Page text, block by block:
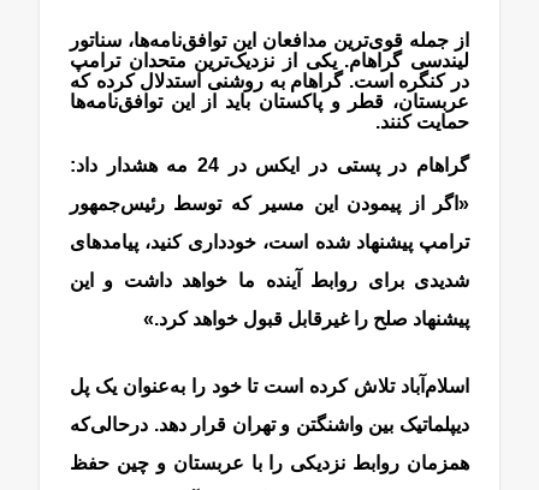
از جمله قوی‌ترین مدافعان این توافق‌نامه‌ها، سناتور
لیندسی گراهام. یکی از نزدیک‌ترین متحدان ترامپ
در کنگره است. گراهام به روشنی استدلال کرده که
عربستان، قطر و پاکستان باید از این توافق‌نامه‌ها
حمایت کنند.
گراهام در پستی در ایکس در 24 مه هشدار داد:
«اگر از پیمودن این مسیر که توسط رئیس‌جمهور
ترامپ پیشنهاد شده است، خودداری کنید، پیامدهای
شدیدی برای روابط آینده ما خواهد داشت و این
پیشنهاد صلح را غیرقابل قبول خواهد کرد.»
اسلام‌آباد تلاش کرده است تا خود را به‌عنوان یک پل
دیپلماتیک بین واشنگتن و تهران قرار دهد. درحالی‌که
همزمان روابط نزدیکی را با عربستان و چین حفظ